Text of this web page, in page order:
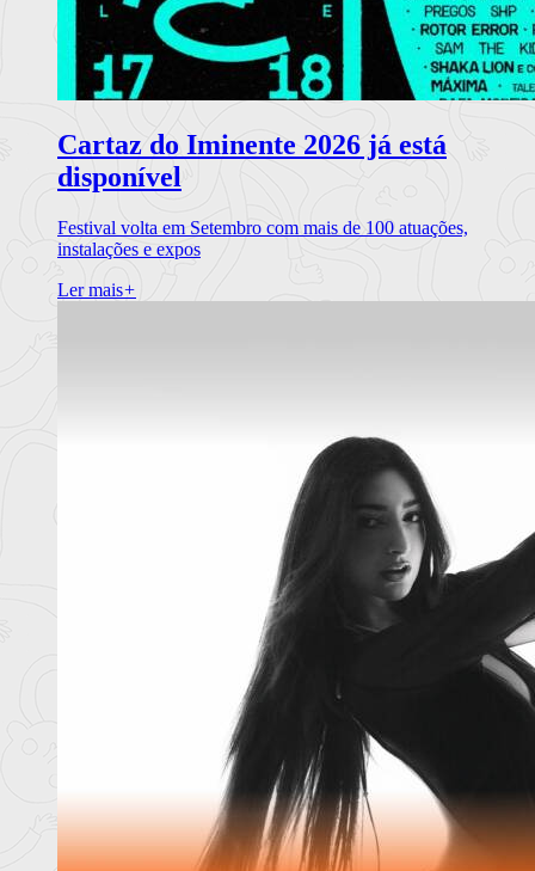
Cartaz do Iminente 2026 já está
disponível
Festival volta em Setembro com mais de 100 atuações,
instalações e expos
Ler mais+